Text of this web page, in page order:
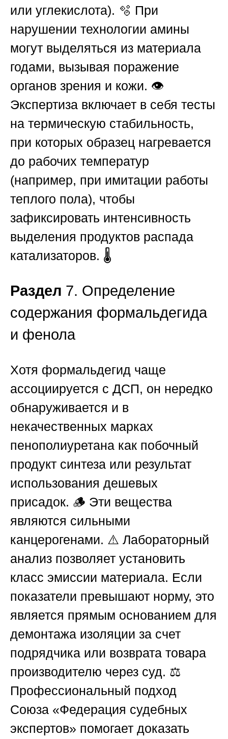
или углекислота). 🫧 При
нарушении технологии амины
могут выделяться из материала
годами, вызывая поражение
органов зрения и кожи. 👁️
Экспертиза включает в себя тесты
на термическую стабильность,
при которых образец нагревается
до рабочих температур
(например, при имитации работы
теплого пола), чтобы
зафиксировать интенсивность
выделения продуктов распада
катализаторов. 🌡️
Раздел 7. Определение
содержания формальдегида
и фенола
Хотя формальдегид чаще
ассоциируется с ДСП, он нередко
обнаруживается и в
некачественных марках
пенополиуретана как побочный
продукт синтеза или результат
использования дешевых
присадок. 🪵 Эти вещества
являются сильными
канцерогенами. ⚠️ Лабораторный
анализ позволяет установить
класс эмиссии материала. Если
показатели превышают норму, это
является прямым основанием для
демонтажа изоляции за счет
подрядчика или возврата товара
производителю через суд. ⚖️
Профессиональный подход
Союза «Федерация судебных
экспертов» помогает доказать